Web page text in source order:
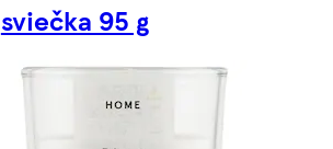
sviečka 95 g